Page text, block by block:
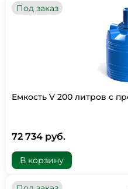
Под заказ
Емкость V 200 литров с
72 734 руб.
В корзину